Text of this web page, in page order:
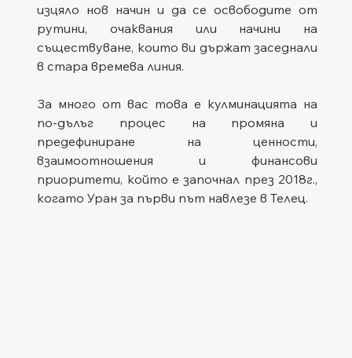
изцяло нов начин и да се освободите от
рутини, очаквания или начини на
съществуване, които ви държат заседнали
в стара времева линия.
За много от вас това е кулминацията на
по-дълъг процес на промяна и
предефиниране на ценности,
взаимоотношения и финансови
приоритети, който е започнал през 2018г.,
когато Уран за първи път навлезе в Телец.